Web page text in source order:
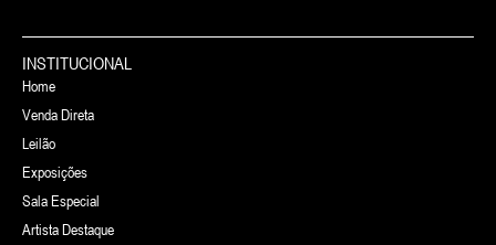
INSTITUCIONAL
Home
Venda Direta
Leilão
Exposições
Sala Especial
Artista Destaque